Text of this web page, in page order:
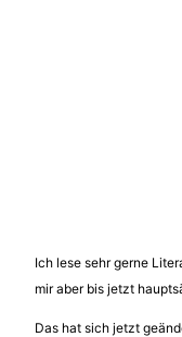
Ich lese sehr gerne
mir aber bis jetzt
Das hat sich jetzt